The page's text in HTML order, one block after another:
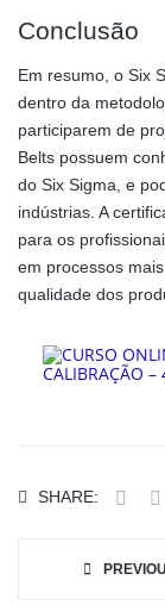
Conclusão
Em resumo, o Six
dentro da
participarem de
Belts possuem
do Six Sigma, e
indústrias. A
para os
em processos
qualidade dos
SHARE: